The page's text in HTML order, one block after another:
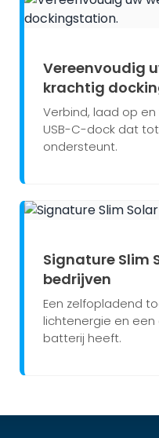
Vereenvoudig
krachtig
Verbind, laad op
USB-C-dock dat
ondersteunt.
Signature Slim
bedrijven
Een zelfopladend
lichtenergie en
batterij heeft.